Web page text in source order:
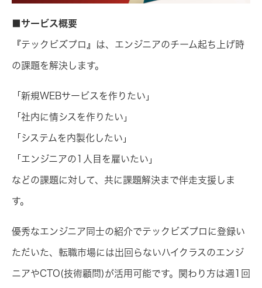
■サービス概要
『テックビズプロ』は、エンジニアのチーム起ち上げ時
の課題を解決します。
「新規WEBサービスを作りたい」
「社内に情シスを作りたい」
「システムを内製化したい」
「エンジニアの1人目を雇いたい」
などの課題に対して、共に課題解決まで伴走支援しま
す。
優秀なエンジニア同士の紹介でテックビズプロに登録い
ただいた、転職市場には出回らないハイクラスのエンジ
ニアやCTO(技術顧問)が活用可能です。関わり方は週1回